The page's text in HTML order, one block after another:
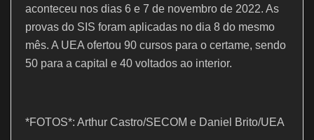
aconteceu nos dias 6 e 7 de novembro de 2022. As
provas do SIS foram aplicadas no dia 8 do mesmo
mês. A UEA ofertou 90 cursos para o certame, sendo
50 para a capital e 40 voltados ao interior.
*FOTOS*: Arthur Castro/SECOM e Daniel Brito/UEA